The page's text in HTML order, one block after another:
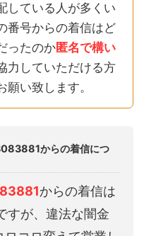
している人が多くい
番号からの着信はど
ったのか匿名で構い
力していただける方
願い致します。
からの着信につ
からの着信は
すが、違法な闇金